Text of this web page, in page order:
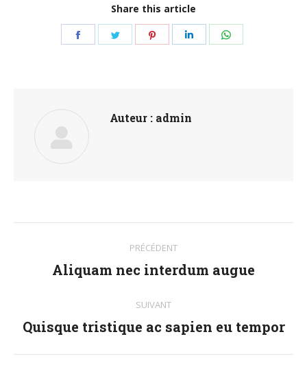
Share this article
Partager Partager Partager Partager
Auteur : admin
Navigation
article
PRÉCÉDENT
Article
:
Aliquam nec interdum augue
SUIVANT
Article
Quisque tristique ac sapien eu tempor